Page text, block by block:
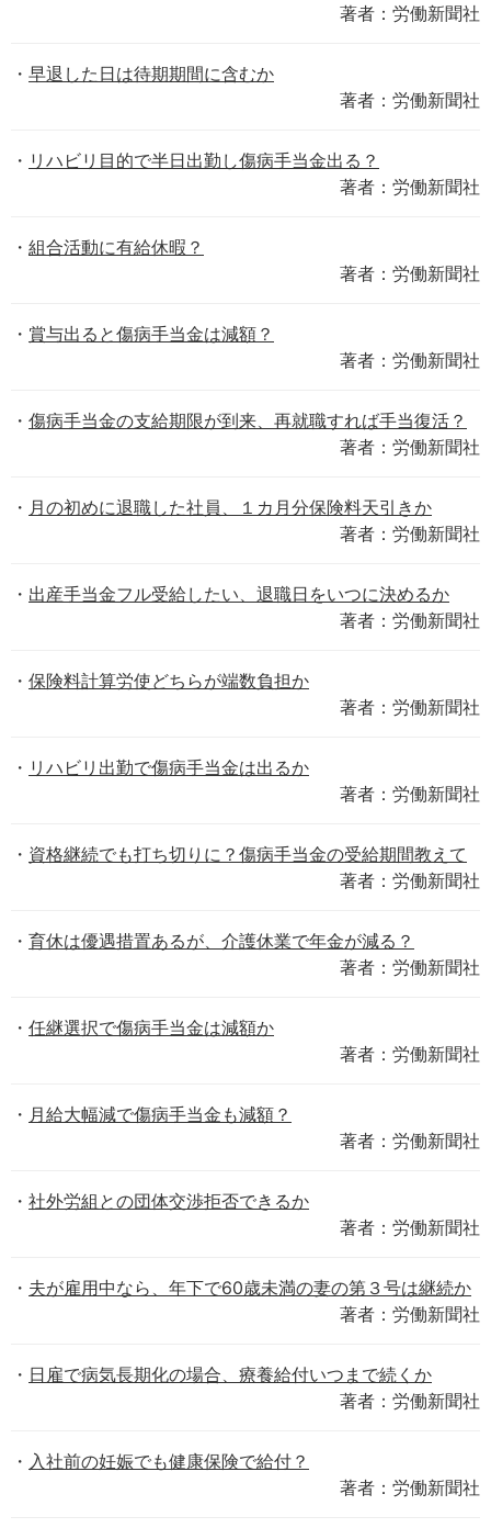
著者：労働新聞社
早退した日は待期期間に含むか
著者：労働新聞社
リハビリ目的で半日出勤し傷病手当金出る？
著者：労働新聞社
組合活動に有給休暇？
著者：労働新聞社
賞与出ると傷病手当金は減額？
著者：労働新聞社
傷病手当金の支給期限が到来、再就職すれば手当復活？
著者：労働新聞社
月の初めに退職した社員、１カ月分保険料天引きか
著者：労働新聞社
出産手当金フル受給したい、退職日をいつに決めるか
著者：労働新聞社
保険料計算労使どちらが端数負担か
著者：労働新聞社
リハビリ出勤で傷病手当金は出るか
著者：労働新聞社
資格継続でも打ち切りに？傷病手当金の受給期間教えて
著者：労働新聞社
育休は優遇措置あるが、介護休業で年金が減る？
著者：労働新聞社
任継選択で傷病手当金は減額か
著者：労働新聞社
月給大幅減で傷病手当金も減額？
著者：労働新聞社
社外労組との団体交渉拒否できるか
著者：労働新聞社
夫が雇用中なら、年下で60歳未満の妻の第３号は継続か
著者：労働新聞社
日雇で病気長期化の場合、療養給付いつまで続くか
著者：労働新聞社
入社前の妊娠でも健康保険で給付？
著者：労働新聞社